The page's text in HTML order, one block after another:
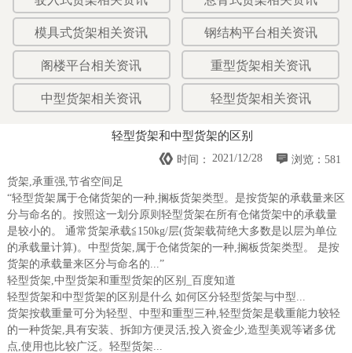
模具式货架相关资讯 钢结构平台相关资讯
阁楼平台相关资讯 重型货架相关资讯
中型货架相关资讯 轻型货架相关资讯
轻型货架和中型货架的区别
 浏览：581
 时间： 2021/12/28
货架,承重强,节省空间足
“轻型货架属于仓储货架的一种,搁板货架类型。是按货架的承载量来区
分与命名的。按照这一划分原则轻型货架在所有仓储货架中的承载量
是较小的。 通常货架承载≦150kg/层(货架载荷绝大多数是以层为单位
的承载量计算)。中型货架,属于仓储货架的一种,搁板货架类型。 是按
货架的承载量来区分与命名的...”
轻型货架,中型货架和重型货架的区别_百度知道
轻型货架和中型货架的区别是什么 如何区分轻型货架与中型...
货架按载重量可分为轻型、中型和重型三种,轻型货架是载重能力较轻
的一种货架,具有安装、拆卸方便灵活,投入资金少,造型美观等诸多优
点,使用也比较广泛。轻型货架...